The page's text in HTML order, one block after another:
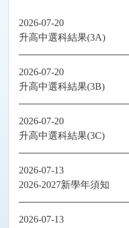
2026-07-20
升高中選科結果(3A)
2026-07-20
升高中選科結果(3B)
2026-07-20
升高中選科結果(3C)
2026-07-13
2026-2027新學年須知
2026-07-13